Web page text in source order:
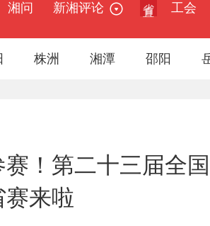
湘问 新湘评论
工会
株洲 湘潭 邵阳
赛！第二十三届全
来啦